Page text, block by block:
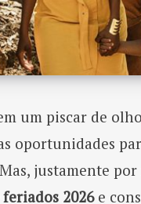
um piscar de
oportunidades
justamente por
2026e